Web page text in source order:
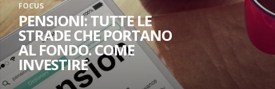
FOCUS
PENSIONI: TUTTE LE
STRADE CHE PORTANO
AL FONDO. COME
INVESTIRE